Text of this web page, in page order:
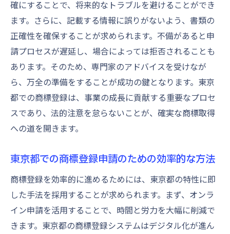
確にすることで、将来的なトラブルを避けることができ
ます。さらに、記載する情報に誤りがないよう、書類の
正確性を確保することが求められます。不備があると申
請プロセスが遅延し、場合によっては拒否されることも
あります。そのため、専門家のアドバイスを受けなが
ら、万全の準備をすることが成功の鍵となります。東京
都での商標登録は、事業の成長に貢献する重要なプロセ
スであり、法的注意を怠らないことが、確実な商標取得
への道を開きます。
東京都での商標登録申請のための効率的な方法
商標登録を効率的に進めるためには、東京都の特性に即
した手法を採用することが求められます。まず、オンラ
イン申請を活用することで、時間と労力を大幅に削減で
きます。東京都の商標登録システムはデジタル化が進ん